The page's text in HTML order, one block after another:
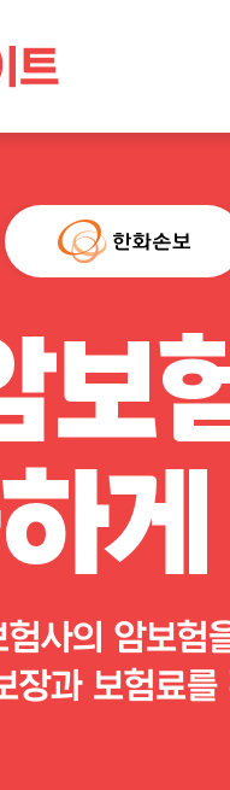
트
보
험사의 암보험
장과 보험료